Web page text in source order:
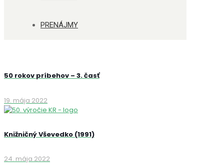
PRENÁJMY
50 rokov príbehov – 3. časť
19. mája 2022
Knižničný Vševedko (1991)
24. mája 2022